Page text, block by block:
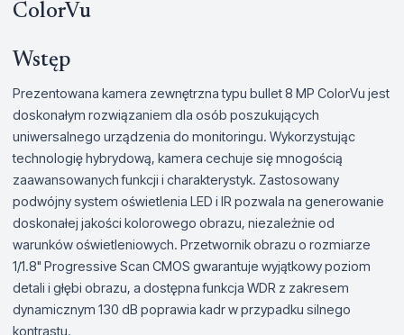
ColorVu
Wstęp
Prezentowana kamera zewnętrzna typu bullet 8 MP ColorVu jest
doskonałym rozwiązaniem dla osób poszukujących
uniwersalnego urządzenia do monitoringu. Wykorzystując
technologię hybrydową, kamera cechuje się mnogością
zaawansowanych funkcji i charakterystyk. Zastosowany
podwójny system oświetlenia LED i IR pozwala na generowanie
doskonałej jakości kolorowego obrazu, niezależnie od
warunków oświetleniowych. Przetwornik obrazu o rozmiarze
1/1.8" Progressive Scan CMOS gwarantuje wyjątkowy poziom
detali i głębi obrazu, a dostępna funkcja WDR z zakresem
dynamicznym 130 dB poprawia kadr w przypadku silnego
kontrastu.